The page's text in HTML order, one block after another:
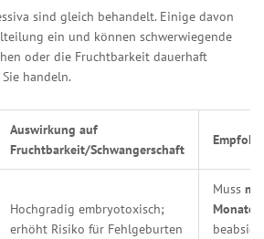
sind gleich behandelt. Einige davon
ein und können schwerwiegende
oder die Fruchtbarkeit dauerhaft
handeln.
Auswirkung auf
Fruchtbarkeit/Schwangerschaft
Hochgradig embryotoxisch;
erhöht Risiko für Fehlgeburten
Muss
Monate